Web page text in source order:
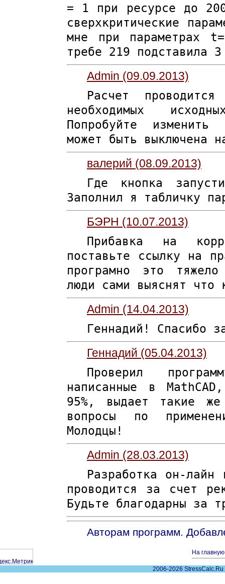
= 1 при ресурсе до
сверхкритические
мне при параметрах
требе 219 подставила
Admin (09.09.2013)
Расчет
необходимых
Попробуйте изменить
может быть
валерий (08.09.2013)
Где кнопка
Заполнил я табличку
БЭРН (10.07.2013)
Прибавка на
поставьте ссылку на
програмно это
люди сами выяснят что
Admin (14.04.2013)
Геннадий! Спасибо
Геннадий (05.04.2013)
Проверил
написанные в
95%, выдает такие
вопросы по
Молодцы!
Admin (28.03.2013)
Разработка он-лайн
проводится за счет
Будьте благодарны за
Авторам программ.
На
2006-2026